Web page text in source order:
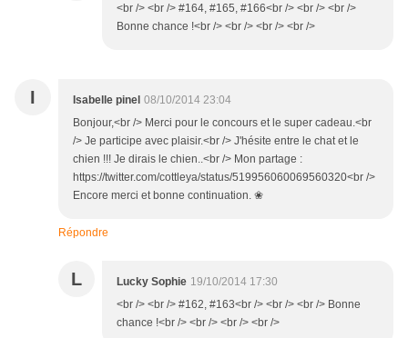
<br /> <br /> #164, #165, #166<br /> <br /> <br />
Bonne chance !<br /> <br /> <br /> <br />
I Isabelle pinel 08/10/2014 23:04
Bonjour,<br /> Merci pour le concours et le super cadeau.<br
/> Je participe avec plaisir.<br /> J'hésite entre le chat et le
chien !!! Je dirais le chien..<br /> Mon partage :
https://twitter.com/cottleya/status/519956060069560320<br />
Encore merci et bonne continuation. ❀
Répondre
L Lucky Sophie 19/10/2014 17:30
<br /> <br /> #162, #163<br /> <br /> <br /> Bonne
chance !<br /> <br /> <br /> <br />